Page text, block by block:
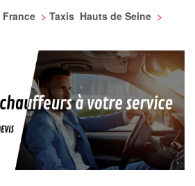
> Taxis Hauts de Seine >